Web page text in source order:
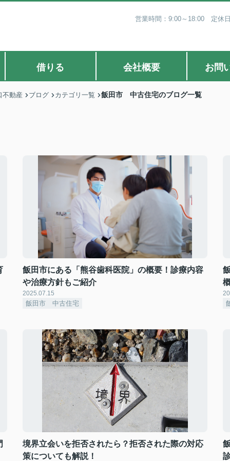
営業時間：9:00～18:00 定休
借りる 会社概要 お問
不動産 ブログ カテゴリ一覧 飯田市 中古住宅のブログ一覧
飯田市にある「熊谷歯科医院」の概要！診療内容
や治療方針もご紹介
2025.07.15
飯田市 中古住宅
境界立会いを拒否されたら？拒否された際の対応
策についても解説！